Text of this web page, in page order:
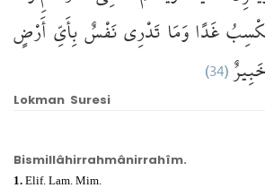
غَدًاوَمَاتَدْرِينَفْسٌبِأَيِّأَرْضٍ
(34)
Lokman Suresi
Bismillâhirrahmânirrahîm.
1. Elif. Lam. Mim.